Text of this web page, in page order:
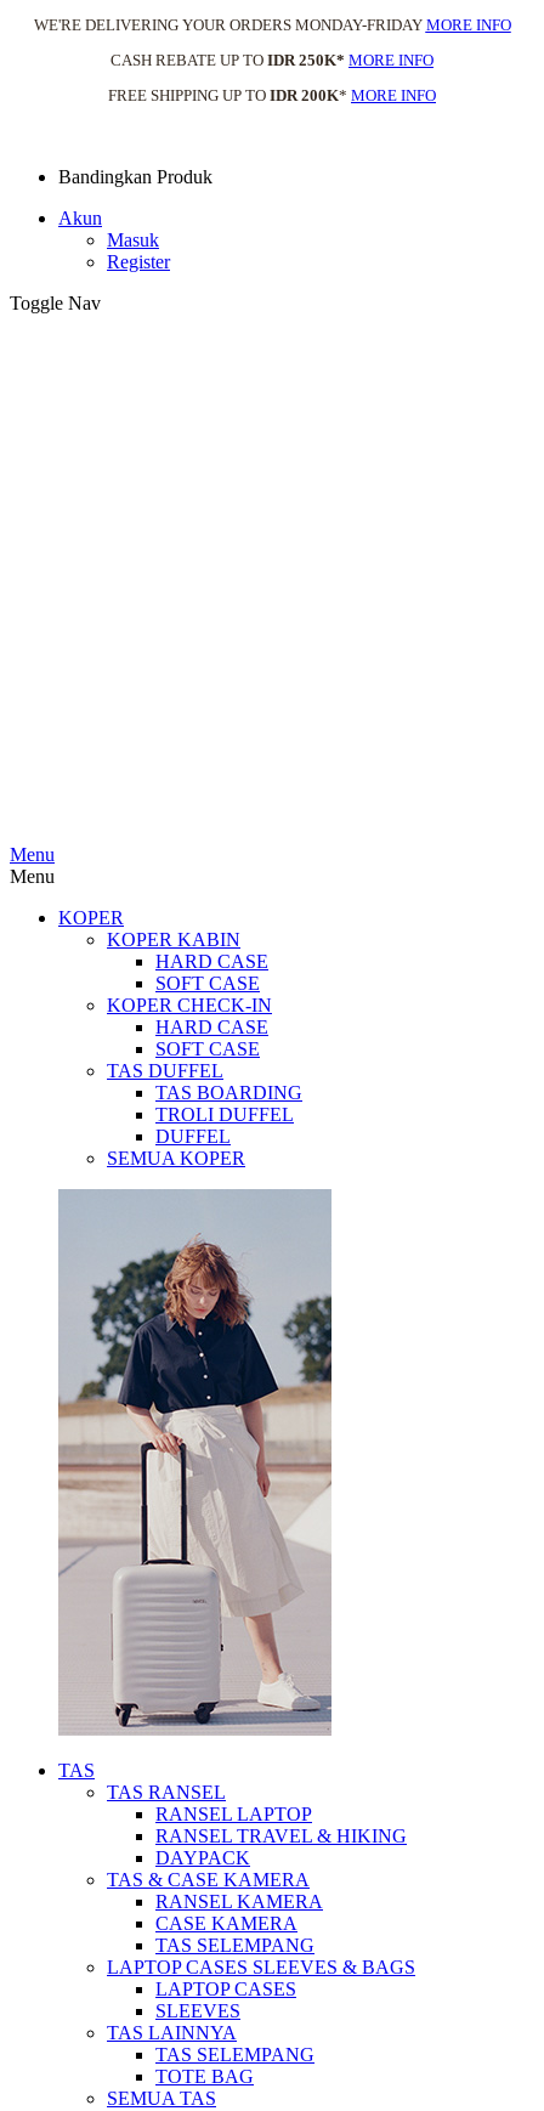
WE'RE DELIVERING YOUR ORDERS MONDAY-FRIDAY MORE INFO
CASH REBATE UP TO IDR 250K* MORE INFO
FREE SHIPPING UP TO IDR 200K* MORE INFO
Bandingkan Produk
Akun
Masuk
Register
Toggle Nav
Menu
Menu
KOPER
KOPER KABIN
HARD CASE
SOFT CASE
KOPER CHECK-IN
HARD CASE
SOFT CASE
TAS DUFFEL
TAS BOARDING
TROLI DUFFEL
DUFFEL
SEMUA KOPER
TAS
TAS RANSEL
RANSEL LAPTOP
RANSEL TRAVEL & HIKING
DAYPACK
TAS & CASE KAMERA
RANSEL KAMERA
CASE KAMERA
TAS SELEMPANG
LAPTOP CASES SLEEVES & BAGS
LAPTOP CASES
SLEEVES
TAS LAINNYA
TAS SELEMPANG
TOTE BAG
SEMUA TAS